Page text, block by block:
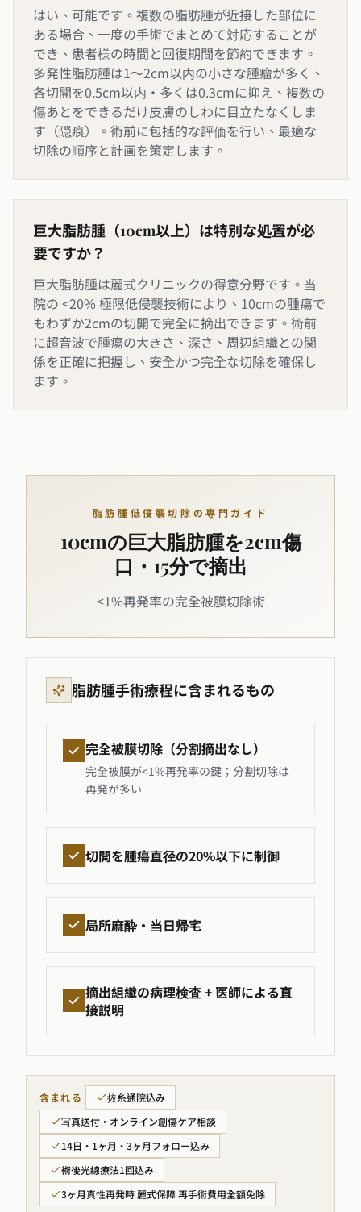
はい、可能です。複数の脂肪腫が近接した部位に
ある場合、一度の手術でまとめて対応することが
でき、患者様の時間と回復期間を節約できます。
多発性脂肪腫は1〜2cm以内の小さな腫瘤が多く、
各切開を0.5cm以内・多くは0.3cmに抑え、複数の
傷あとをできるだけ皮膚のしわに目立たなくしま
す（隠痕）。術前に包括的な評価を行い、最適な
切除の順序と計画を策定します。
巨大脂肪腫（10cm以上）は特別な処置が必
要ですか？
巨大脂肪腫は麗式クリニックの得意分野です。当
院の <20% 極限低侵襲技術により、10cmの腫瘍で
もわずか2cmの切開で完全に摘出できます。術前
に超音波で腫瘍の大きさ、深さ、周辺組織との関
係を正確に把握し、安全かつ完全な切除を確保し
ます。
脂肪腫低侵襲切除の専門ガイド
10cmの巨大脂肪腫を2cm傷
口・15分で摘出
<1%再発率の完全被膜切除術
脂肪腫手術療程に含まれるもの
完全被膜切除（分割摘出なし）
完全被膜が<1%再発率の鍵；分割切除は
再発が多い
切開を腫瘍直径の20%以下に制御
局所麻酔・当日帰宅
摘出組織の病理検査 + 医師による直
接説明
含まれる
抜糸通院込み
写真送付・オンライン創傷ケア相談
14日・1ヶ月・3ヶ月フォロー込み
術後光線療法1回込み
3ヶ月真性再発時 麗式保障 再手術費用全額免除